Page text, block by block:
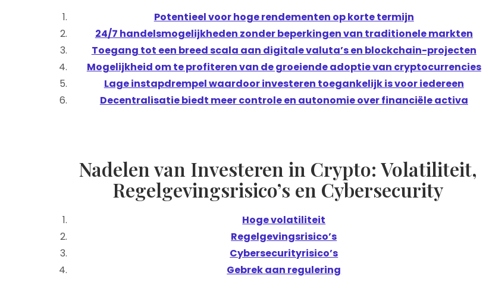
Potentieel voor hoge rendementen op korte termijn
24/7 handelsmogelijkheden zonder beperkingen van traditionele markten
Toegang tot een breed scala aan digitale valuta’s en blockchain-projecten
Mogelijkheid om te profiteren van de groeiende adoptie van cryptocurrencies
Lage instapdrempel waardoor investeren toegankelijk is voor iedereen
Decentralisatie biedt meer controle en autonomie over financiële activa
Nadelen van Investeren in Crypto: Volatiliteit,
Regelgevingsrisico’s en Cybersecurity
Hoge volatiliteit
Regelgevingsrisico’s
Cybersecurityrisico’s
Gebrek aan regulering